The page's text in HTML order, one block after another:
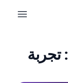
menu
الأكل الصحي في 2025: تجربة